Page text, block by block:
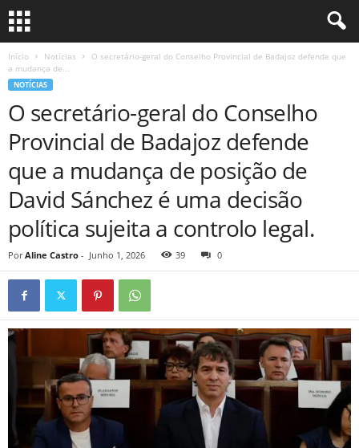
Início Notícias
O secretário-geral do Conselho Provincial de Badajoz defende que
a mudança de...
NOTÍCIAS
O secretário-geral do Conselho
Provincial de Badajoz defende
que a mudança de posição de
David Sánchez é uma decisão
política sujeita a controlo legal.
Por Aline Castro - Junho 1, 2026 39 0